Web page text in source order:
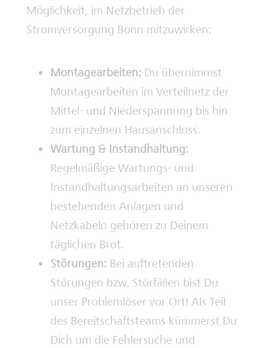
Möglichkeit, im Netzbetrieb der
Stromversorgung Bonn mitzuwirken:
Montagearbeiten: Du übernimmst
Montagearbeiten im Verteilnetz der
Mittel- und Niederspannung bis hin
zum einzelnen Hausanschluss.
Wartung & Instandhaltung:
Regelmäßige Wartungs- und
Instandhaltungsarbeiten an unseren
bestehenden Anlagen und
Netzkabeln gehören zu Deinem
täglichen Brot.
Störungen: Bei auftretenden
Störungen bzw. Störfällen bist Du
unser Problemlöser vor Ort! Als Teil
des Bereitschaftsteams kümmerst Du
Dich um die Fehlersuche und